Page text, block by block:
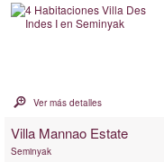
Ver más detalles
Villa Mannao Estate
Seminyak